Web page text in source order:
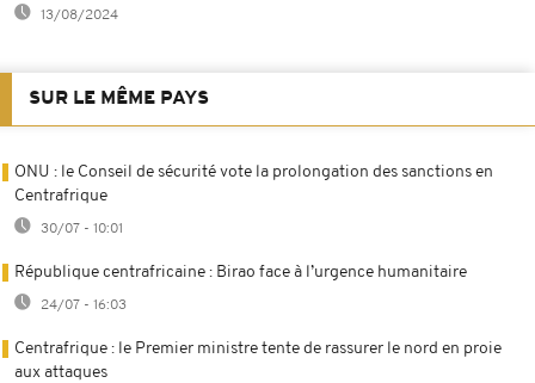
13/08/2024
SUR LE MÊME PAYS
ONU : le Conseil de sécurité vote la prolongation des sanctions en
Centrafrique
30/07 - 10:01
République centrafricaine : Birao face à l’urgence humanitaire
24/07 - 16:03
Centrafrique : le Premier ministre tente de rassurer le nord en proie
aux attaques